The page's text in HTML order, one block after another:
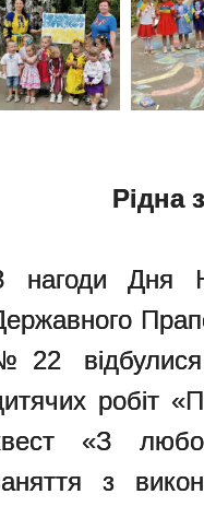
Рідна
нагоди Дня
відбулися
робіт
«З
з